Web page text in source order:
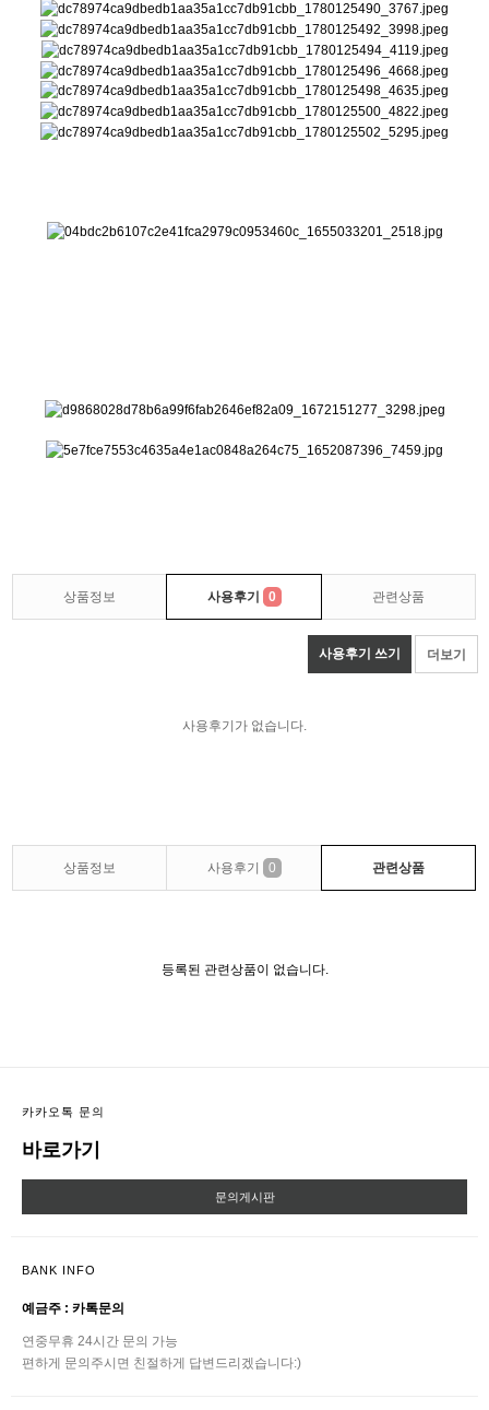
상품정보 사용후기 0 관련상품
사용후기 쓰기 더보기
사용후기가 없습니다.
상품정보 사용후기 0 관련상품
등록된 관련상품이 없습니다.
카카오톡 문의
바로가기
문의게시판
BANK INFO
예금주 : 카톡문의
연중무휴 24시간 문의 가능
편하게 문의주시면 친절하게 답변드리겠습니다:)